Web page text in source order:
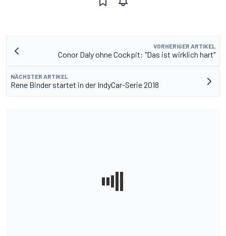
VORHERIGER ARTIKEL
Conor Daly ohne Cockpit: "Das ist wirklich hart"
NÄCHSTER ARTIKEL
Rene Binder startet in der IndyCar-Serie 2018